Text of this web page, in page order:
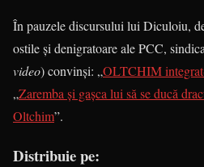
În pauzele discursului lui Diculoiu,
ostile și denigratoare ale PCC,
video) convinși: „OLTCHIM
„Zaremba și gașca lui să se ducă
Oltchim”.
Distribuie pe: